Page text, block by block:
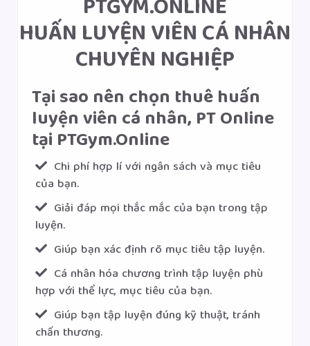
PTGYM.ONLINE
HUẤN LUYỆN VIÊN CÁ NHÂN
CHUYÊN NGHIỆP
Tại sao nên chọn thuê huấn
luyện viên cá nhân, PT Online
tại PTGym.Online
Chi phí hợp lí với ngân sách và mục tiêu
của bạn.
Giải đáp mọi thắc mắc của bạn trong tập
luyện.
Giúp bạn xác định rõ mục tiêu tập luyện.
Cá nhân hóa chương trình tập luyện phù
hợp với thể lực, mục tiêu của bạn.
Giúp bạn tập luyện đúng kỹ thuật, tránh
chấn thương.